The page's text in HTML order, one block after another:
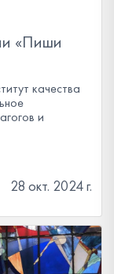
«Пиши
качества
и
28 окт. 2024 г.